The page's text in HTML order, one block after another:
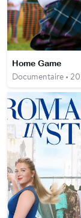
Home Game
Documentaire •